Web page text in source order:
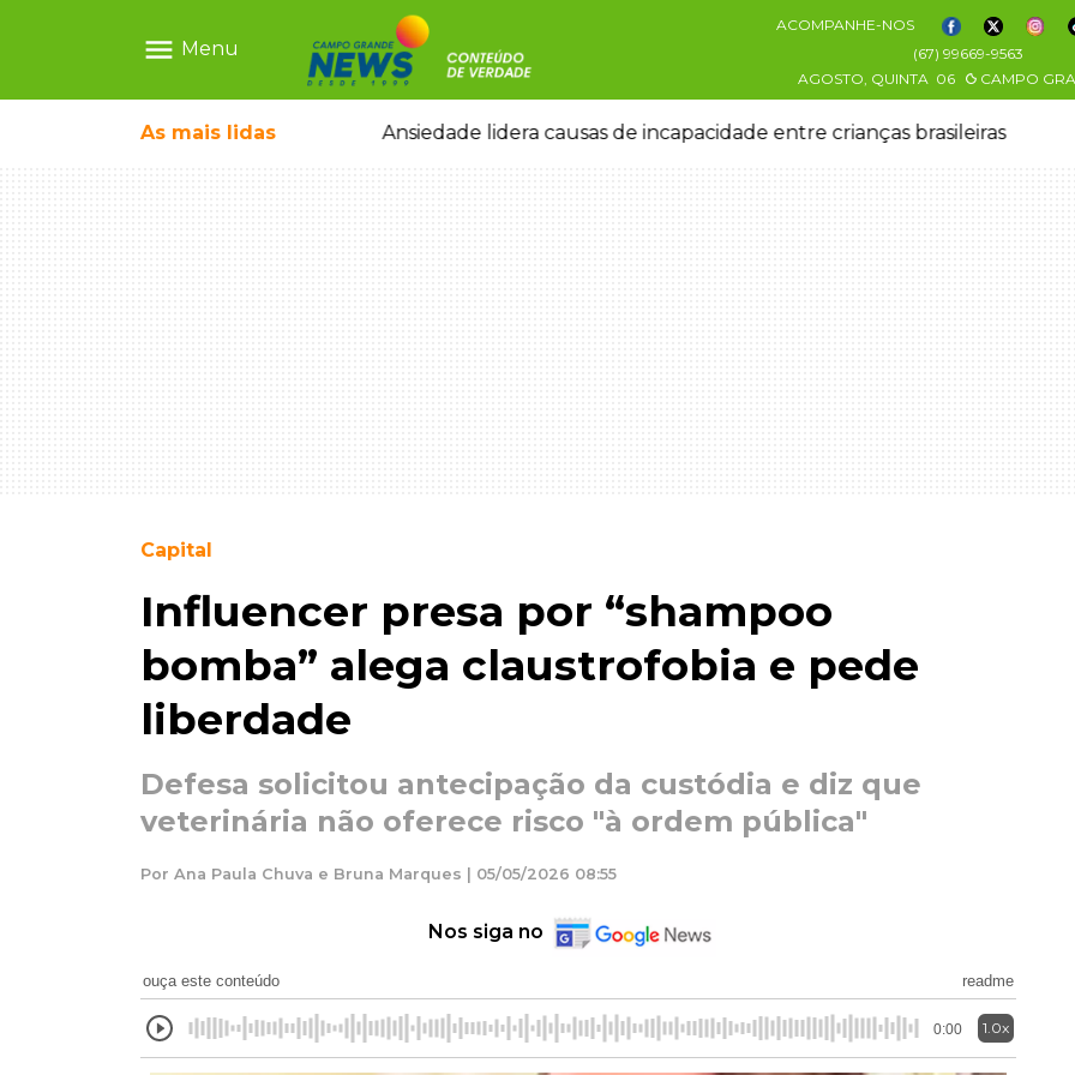
menu Menu
ACOMPANHE-NOS
(67) 99669-9563
AGOSTO, QUINTA 06 CAMPO
As mais lidas
antes de induzi-la à morte Ansiedade lidera causas de incapacidade entre crianças brasileiras
Capital
Influencer presa por “shampoo
bomba” alega claustrofobia e pede
liberdade
Defesa solicitou antecipação da custódia e diz que
veterinária não oferece risco "à ordem pública"
Por Ana Paula Chuva e Bruna Marques | 05/05/2026 08:55
Nos siga no
ouça este conteúdo readme
0:00 1.0x